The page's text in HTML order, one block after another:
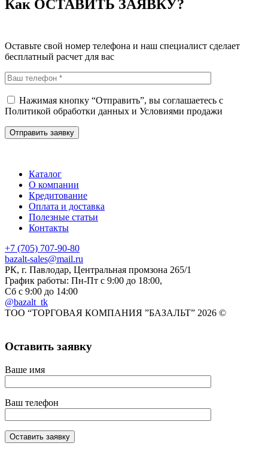
Как ОСТАВИТЬ ЗАЯВКУ?
Оставьте свой номер телефона и наш специалист сделает
бесплатный расчет для вас
Нажимая кнопку “Отправить”, вы соглашаетесь с
Политикой обработки данных и Условиями продажи
Каталог
О компании
Кредитование
Оплата и доставка
Полезные статьи
Контакты
+7 (705) 707-90-80
bazalt-sales@mail.ru
РК, г. Павлодар, Центральная промзона 265/1
График работы: Пн-Пт с 9:00 до 18:00,
Сб с 9:00 до 14:00
@bazalt_tk
ТОО “ТОРГОВАЯ КОМПАНИЯ ”БАЗАЛЬТ” 2026 ©
Оставить заявку
Ваше имя
Ваш телефон